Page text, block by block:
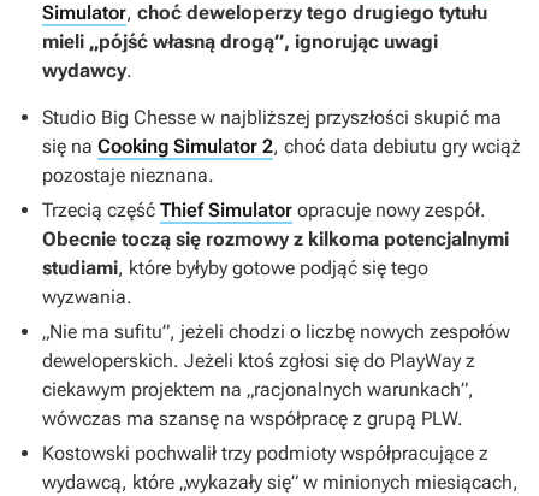
Simulator, choć deweloperzy tego drugiego tytułu
mieli „pójść własną drogą”, ignorując uwagi
wydawcy.
Studio Big Chesse w najbliższej przyszłości skupić ma
się na Cooking Simulator 2, choć data debiutu gry wciąż
pozostaje nieznana.
Trzecią część Thief Simulator opracuje nowy zespół.
Obecnie toczą się rozmowy z kilkoma potencjalnymi
studiami, które byłyby gotowe podjąć się tego
wyzwania.
„Nie ma sufitu”, jeżeli chodzi o liczbę nowych zespołów
deweloperskich. Jeżeli ktoś zgłosi się do PlayWay z
ciekawym projektem na „racjonalnych warunkach”,
wówczas ma szansę na współpracę z grupą PLW.
Kostowski pochwalił trzy podmioty współpracujące z
wydawcą, które „wykazały się” w minionych miesiącach,